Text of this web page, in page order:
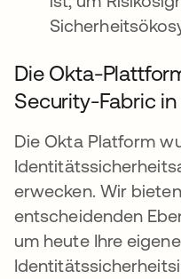
Die Okta-
Security-Fabric
Die Okta Platform
erwecken. Wir
entscheidenden
um heute Ihre eigene